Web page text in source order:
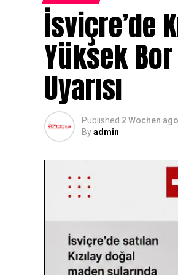
İsviçre’de
Yüksek
Uyarısı
Published 2 Wochen ago
Byadmin